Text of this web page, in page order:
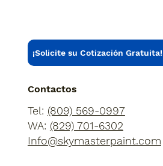
¡Solicite su Cotización Gratuita!
Contactos
Tel: (809) 569-0997
WA: (829) 701-6302
Info@skymasterpaint.com